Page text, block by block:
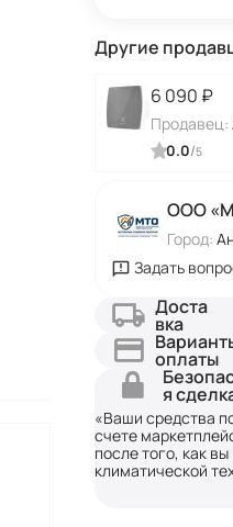
Другие
6 090 ₽
Продавец:
0.0/5
ООО
Город:
Задать
Доста
вка
оплаты
я
«Ваши средства
счете
после того, как
климатической